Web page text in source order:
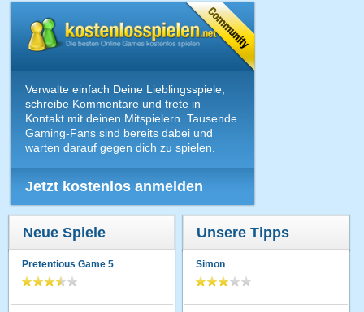
Verwalte einfach Deine Lieblingsspiele,
schreibe Kommentare und trete in
Kontakt mit deinen Mitspielern. Tausende
Gaming-Fans sind bereits dabei und
warten darauf gegen dich zu spielen.
Jetzt kostenlos anmelden
Neue Spiele
Pretentious Game 5
Unsere Tipps
Simon